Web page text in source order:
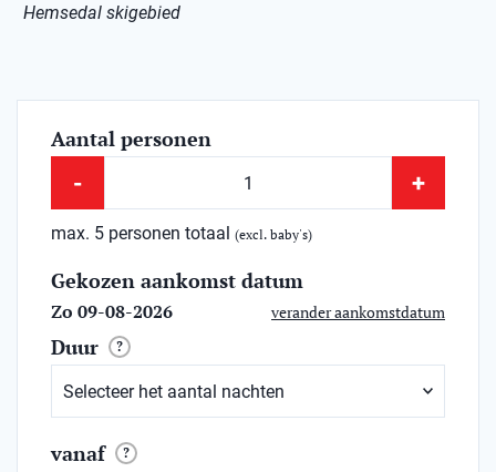
Hemsedal skigebied
Aantal personen
- +
max. 5 personen totaal (excl. baby's)
Gekozen aankomst datum
Zo 09-08-2026 verander aankomstdatum
Duur ?
vanaf ?